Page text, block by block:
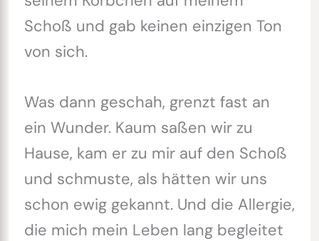
Schoß und gab keinen einzigen Ton
von sich.
Was dann geschah, grenzt fast an
ein Wunder. Kaum saßen wir zu
Hause, kam er zu mir auf den Schoß
und schmuste, als hätten wir uns
schon ewig gekannt. Und die Allergie,
die mich mein Leben lang begleitet